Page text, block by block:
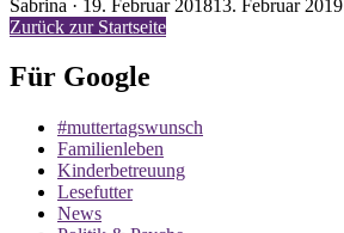
Sabrina ·
am
19. Februar 201813. Februar 2019
Zurück zur Startseite
Für Google
#muttertagswunsch
Familienleben
Kinderbetreuung
Lesefutter
News